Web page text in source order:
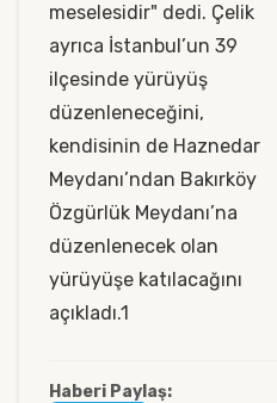
meselesidir" dedi. Çelik
ayrıca İstanbul’un 39
ilçesinde yürüyüş
düzenleneceğini,
kendisinin de Haznedar
Meydanı’ndan Bakırköy
Özgürlük Meydanı’na
düzenlenecek olan
yürüyüşe katılacağını
açıkladı.1
Haberi Paylaş: